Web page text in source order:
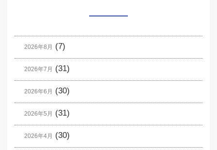
2026年8月 (7)
2026年7月 (31)
2026年6月 (30)
2026年5月 (31)
2026年4月 (30)